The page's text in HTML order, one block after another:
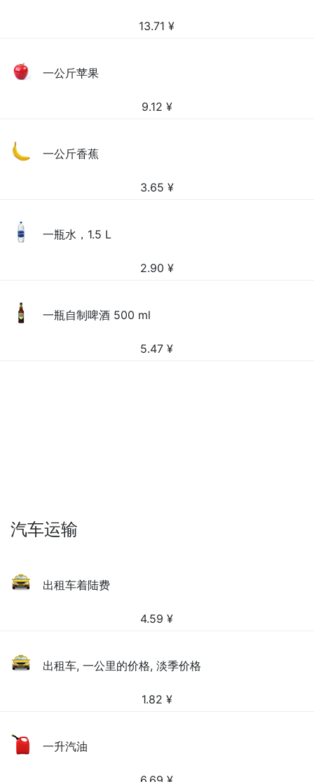
13.71 ¥
一公斤苹果
9.12 ¥
一公斤香蕉
3.65 ¥
一瓶水，1.5 L
2.90 ¥
一瓶自制啤酒 500 ml
5.47 ¥
汽车运输
出租车着陆费
4.59 ¥
出租车, 一公里的价格, 淡季价格
1.82 ¥
一升汽油